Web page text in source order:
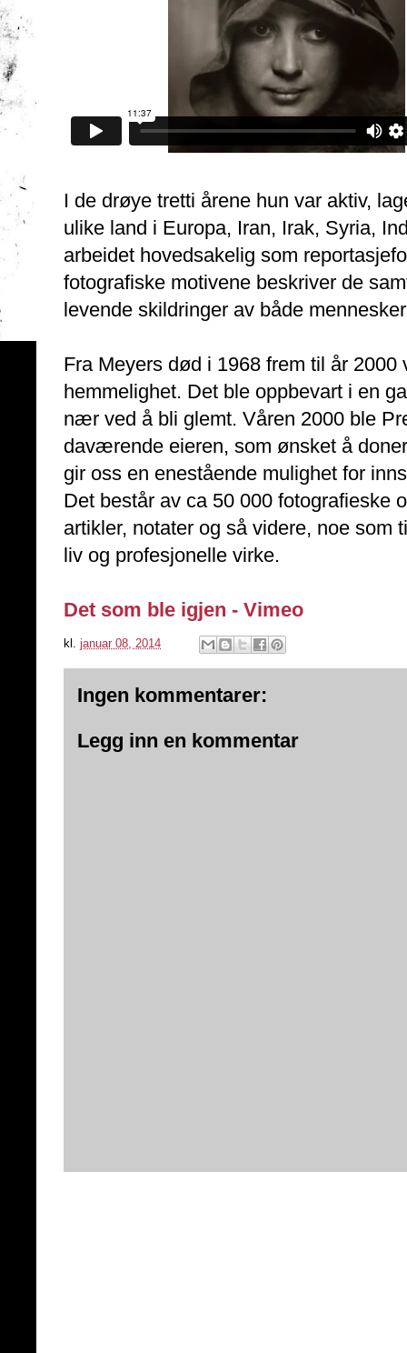
I de drøye tretti årene hun var aktiv,
ulike land i Europa, Iran, Irak, Syria,
arbeidet hovedsakelig som
fotografiske motivene beskriver de
levende skildringer av både
Fra Meyers død i 1968 frem til år
hemmelighet. Det ble oppbevart i en
nær ved å bli glemt. Våren 2000 ble
daværende eieren, som ønsket å
gir oss en enestående mulighet for
Det består av ca 50 000 fotografieske
artikler, notater og så videre, noe som
liv og profesjonelle virke.
Det som ble igjen - Vimeo
kl. januar 08, 2014
Ingen kommentarer:
Legg inn en kommentar